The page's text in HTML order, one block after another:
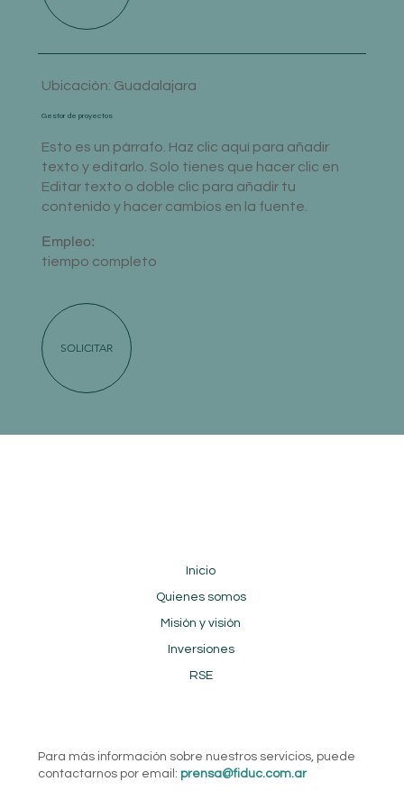
Ubicación: Guadalajara
Gestor de proyectos
Esto es un párrafo. Haz clic aquí para añadir
texto y editarlo. Solo tienes que hacer clic en
Editar texto o doble clic para añadir tu
contenido y hacer cambios en la fuente.
Empleo:
tiempo completo
SOLICITAR
Inicio
Quienes somos
Misión y visión
Inversiones
RSE
Para más información sobre nuestros servicios, puede
contactarnos por email:prensa@fiduc.com.ar